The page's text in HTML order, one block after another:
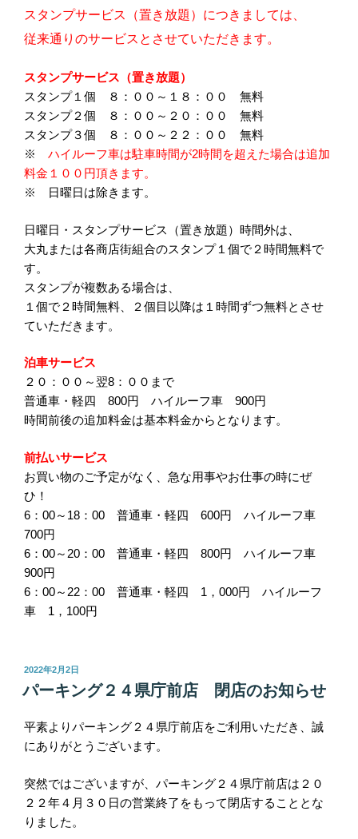
スタンプサービス（置き放題）につきましては、
従来通りのサービスとさせていただきます。
スタンプサービス（置き放題）
スタンプ１個 ８：００～１８：００ 無料
スタンプ２個 ８：００～２０：００ 無料
スタンプ３個 ８：００～２２：００ 無料
※ ハイルーフ車は駐車時間が2時間を超えた場合は追加
料金１００円頂きます。
※ 日曜日は除きます。
日曜日・スタンプサービス（置き放題）時間外は、
大丸または各商店街組合のスタンプ１個で２時間無料で
す。
スタンプが複数ある場合は、
１個で２時間無料、２個目以降は１時間ずつ無料とさせ
ていただきます。
泊車サービス
２０：００～翌8：００まで
普通車・軽四 800円 ハイルーフ車 900円
時間前後の追加料金は基本料金からとなります。
前払いサービス
お買い物のご予定がなく、急な用事やお仕事の時にぜ
ひ！
6：00～18：00 普通車・軽四 600円 ハイルーフ車
700円
6：00～20：00 普通車・軽四 800円 ハイルーフ車
900円
6：00～22：00 普通車・軽四 1，000円 ハイルーフ
車 1，100円
投
日:
2022年2月2日
パーキング２４県庁前店 閉店のお知らせ
平素よりパーキング２４県庁前店をご利用いただき、誠
にありがとうございます。
突然ではございますが、パーキング２４県庁前店は２０
２２年４月３０日の営業終了をもって閉店することとな
りました。